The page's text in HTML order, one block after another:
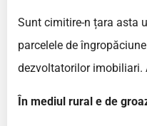
Sunt cimitire-n țara asta
parcelele de
dezvoltatorilor imobiliari.
În mediul rural e de